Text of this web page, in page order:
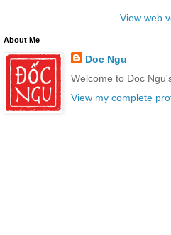
View web
About Me
Doc Ngu
Welcome to Doc
View my complete